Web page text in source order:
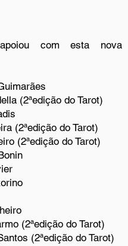
com esta nova
(2ªedição do Tarot)
(2ªedição do Tarot)
(2ªedição do Tarot)
(2ªedição do Tarot)
(2ªedição do Tarot)